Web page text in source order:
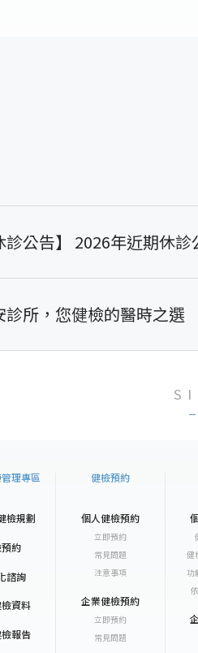
診公告】 2026年近期休診
診所，您健檢的醫時之選
理專區
檢規劃
約
諮詢
資料
報告
健檢預約
個人健檢預約
立即預約
常見問題
注意事項
企業健檢預約
立即預約
常見問題
健
功